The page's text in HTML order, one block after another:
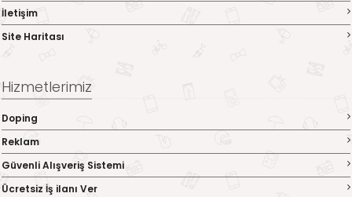
İletişim
Site Haritası
Hizmetlerimiz
Doping
Reklam
Güvenli Alışveriş Sistemi
Ücretsiz İş ilanı Ver